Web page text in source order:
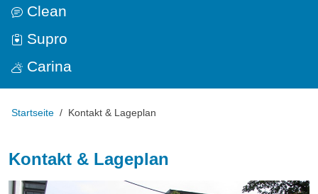
Clean
Supro
Carina
Startseite Kontakt & Lageplan
Kontakt & Lageplan